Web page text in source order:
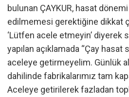
bulunan ÇAYKUR, hasat
edilmemesi gerektiğine dikkat
‘Lütfen acele etmeyin’ diyerek
yapılan açıklamada “Çay
aceleye getirmeyelim. Günlük
dahilinde fabrikalarımız tam
Aceleye getirilerek fazladan